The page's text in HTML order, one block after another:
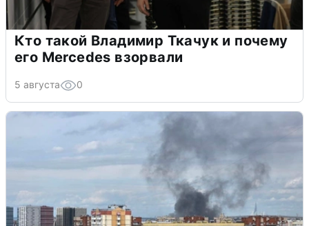
Кто такой Владимир Ткачук и почему
его Mercedes взорвали
5 августа 0